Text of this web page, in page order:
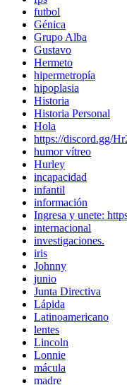
futbol
Génica
Grupo Alba
Gustavo
Hermeto
hipermetropía
hipoplasia
Historia
Historia Personal
Hola
https://discord.gg/
humor vítreo
Hurley
incapacidad
infantil
información
Ingresa y unete:
internacional
investigaciones.
iris
Johnny
junio
Junta Directiva
Lápida
Latinoamericano
lentes
Lincoln
Lonnie
mácula
madre